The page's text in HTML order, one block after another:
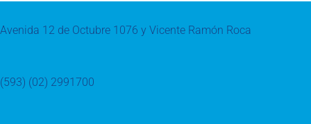
Avenida 12 de Octubre 1076 y Vicente Ramón Roca
(593) (02) 2991700